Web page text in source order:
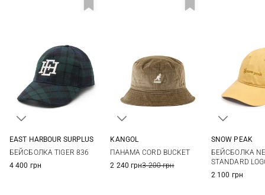
EAST HARBOUR SURPLUS
БЕЙСБОЛКА TIGER 836
4 400 грн
KANGOL
ПАНАМА CORD BUCKET
2 240 грн3 200 грн
SNOW PEAK
БЕЙСБОЛКА
STANDARD
2 100 грн